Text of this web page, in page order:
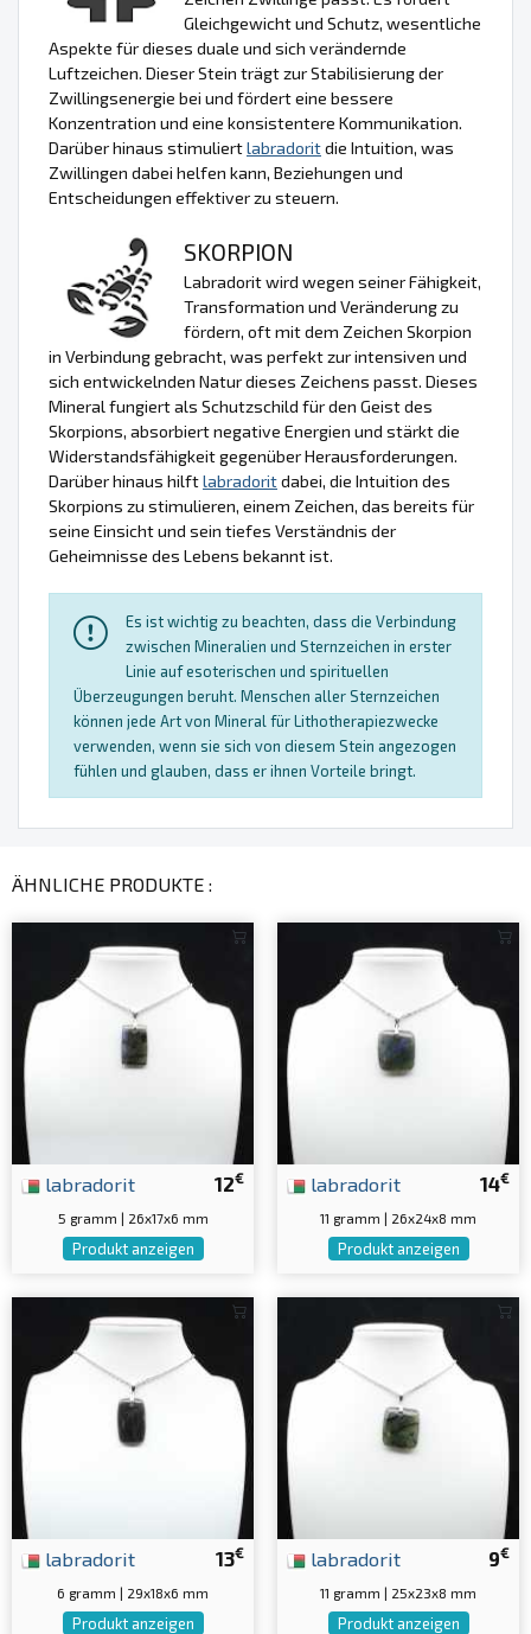
Gleichgewicht und Schutz, wesentliche
Aspekte für dieses duale und sich verändernde
Luftzeichen. Dieser Stein trägt zur Stabilisierung der
Zwillingsenergie bei und fördert eine bessere
Konzentration und eine konsistentere Kommunikation.
Darüber hinaus stimuliertlabradoritdie Intuition, was
Zwillingen dabei helfen kann, Beziehungen und
Entscheidungen effektiver zu steuern.
SKORPION
Labradorit wird wegen seiner Fähigkeit,
Transformation und Veränderung zu
fördern, oft mit dem Zeichen Skorpion
in Verbindung gebracht, was perfekt zur intensiven und
sich entwickelnden Natur dieses Zeichens passt. Dieses
Mineral fungiert als Schutzschild für den Geist des
Skorpions, absorbiert negative Energien und stärkt die
Widerstandsfähigkeit gegenüber Herausforderungen.
Darüber hinaus hilftlabradoritdabei, die Intuition des
Skorpions zu stimulieren, einem Zeichen, das bereits für
seine Einsicht und sein tiefes Verständnis der
Geheimnisse des Lebens bekannt ist.
Es ist wichtig zu beachten, dass die Verbindung
zwischen Mineralien und Sternzeichen in erster
Linie auf esoterischen und spirituellen
Überzeugungen beruht. Menschen aller Sternzeichen
können jede Art von Mineral für Lithotherapiezwecke
verwenden, wenn sie sich von diesem Stein angezogen
fühlen und glauben, dass er ihnen Vorteile bringt.
ÄHNLICHE PRODUKTE :
12€
labradorit
5 gramm | 26x17x6 mm
Produkt anzeigen
14€
labradorit
11 gramm | 26x24x8 mm
Produkt anzeigen
13€
labradorit
6 gramm | 29x18x6 mm
Produkt anzeigen
9€
labradorit
11 gramm | 25x23x8 mm
Produkt anzeigen